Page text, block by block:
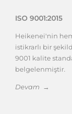
ISO 9001:2015
Heikenei'nin
istikrarlı bir
9001 kalite
belgelenmiştir.
Devam →